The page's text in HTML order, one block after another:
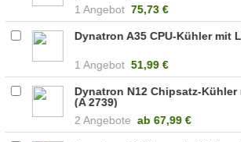
1 Angebot 75,73 €
Dynatron A35 CPU-Kühler mit
1 Angebot 51,99 €
Dynatron N12 Chipsatz-
(A 2739)
2 Angebote ab 67,99 €